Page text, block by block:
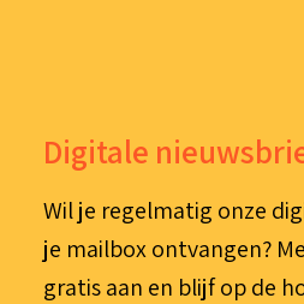
Digitale
Wil je regelmatig onze
je mailbox ontvangen?
gratis aan en blijf op de